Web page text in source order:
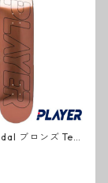
ケートボードデ
ー メダル